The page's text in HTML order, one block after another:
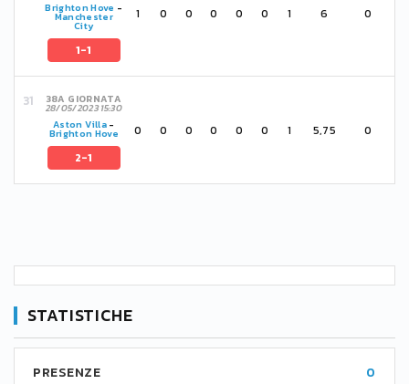
Brighton Hove -
Manchester
City
1-1
1 0 0 0 0 0 1 6 0
38A GIORNATA
28/05/2023 15:30
Aston Villa-
Brighton Hove
2-1
0 0 0 0 0 0 1 5,75 0
STATISTICHE
PRESENZE 0